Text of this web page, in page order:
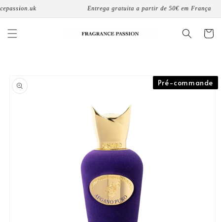
passar
Entrega gratuita a partir de 50€ em França
informação
Pré-commande